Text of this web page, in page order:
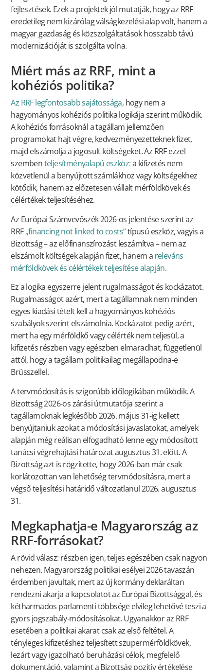
fejlesztések. Ezek a projektek jól mutatják, hogy az RRF
eredetileg nem kizárólag válságkezelési alap volt, hanem a
magyar gazdaság és közszolgáltatások hosszabb távú
modernizációját is szolgálta volna.
Miért más az RRF, mint a
kohéziós politika?
Az RRF legfontosabb sajátossága, hogy nem a
hagyományos kohéziós politika logikája szerint működik.
A kohéziós forrásoknál a tagállam jellemzően
programokat hajt végre, kedvezményezetteknek fizet,
majd elszámolja a jogosult költségeket. Az RRF ezzel
szembenteljesítményalapú eszköz:a kifizetés nem
közvetlenül a benyújtott számlákhoz vagy költségekhez
kötődik, hanem az előzetesen vállalt mérföldkövek és
célértékek teljesítéséhez.
Az Európai Számvevőszék 2026-os jelentése szerint az
RRF„financing not linked to costs”típusú eszköz, vagyis a
Bizottság – az előfinanszírozást leszámítva – nem az
elszámolt költségek alapján fizet, hanem a releváns
mérföldkövek és célértékek teljesítése alapján.
Ez a logika egyszerre jelent rugalmasságot és kockázatot.
Rugalmasságot azért, mert a tagállamnak nem minden
egyes kiadási tételt kell a hagyományos kohéziós
szabályok szerint elszámolnia. Kockázatot pedig azért,
mert ha egy mérföldkő vagy célérték nem teljesül, a
kifizetés részben vagy egészben elmaradhat, függetlenül
attól, hogy a tagállam politikailag megállapodna-e
Brüsszellel.
A tervmódosítás is szigorúbb időlogikában működik. A
Bizottság 2026-os zárási útmutatója szerint a
tagállamoknak legkésőbb 2026. május 31-ig kellett
benyújtaniuk azokat a módosítási javaslatokat, amelyek
alapján még reálisan elfogadható lenne egy módosított
tanácsi végrehajtási határozat augusztus 31. előtt. A
Bizottság azt is rögzítette, hogy 2026-ban már csak
korlátozottan van lehetőség tervmódosításra, mert a
végső teljesítési határidő változatlanul 2026. augusztus
31.
Megkaphatja-e Magyarország az
RRF-forrásokat?
A rövid válasz: részben igen, teljes egészében csak nagyon
nehezen. Magyarország politikai esélyei 2026 tavaszán
érdemben javultak, mert az új kormány deklaráltan
rendezni akarja a kapcsolatot az Európai Bizottsággal, és
kétharmados parlamenti többsége elvileg lehetővé teszi a
gyors jogszabály-módosításokat. Ugyanakkor az RRF
esetében a politikai akarat csak az első feltétel. A
tényleges kifizetéshez teljesített szupermérföldkövek,
lezárt vagy igazolható beruházási célok, megfelelő
dokumentáció, valamint a Bizottság pozitív értékelése